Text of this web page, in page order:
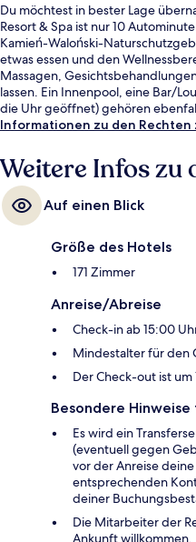
Du möchtest in bester Lage
Resort & Spa ist nur 10
Kamień-Waloński-
etwas essen und den
Massagen,
lassen. Ein Innenpool, eine Bar/
die Uhr geöffnet) gehören
Informationen zu den
Weitere Infos
Auf einen Blick
Größe des Hotels
171 Zimmer
Anreise/Abreise
Check-in ab 15:00
Mindestalter für den
Der Check-out ist um
Besondere
Es wird ein
(eventuell gegen
vor der Anreise
entsprechenden
deiner
Die Mitarbeiter der
Ankunft willkommen.